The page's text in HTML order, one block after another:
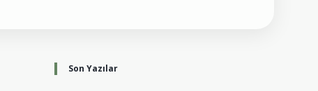
Sidebar
Son Yazılar